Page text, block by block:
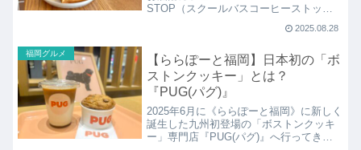
STOP（スクールバスコーヒーストッ
カフェが、2025年1月に九州初店舗として
なスイーツメニューをいただきました！
2025.08.28
福岡グルメ
【ららぽーと福岡】日本初の「ボ
ストンクッキー」とは？
『PUG(パグ)』
2025年6月に《ららぽーと福岡》に新しく
誕生した九州初登場の「ボストンクッキ
ー」専門店『PUG(パグ)』へ行ってきま